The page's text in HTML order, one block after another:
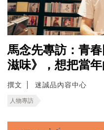
馬念先專訪：青
滋味》，想把當
撰文 迷誠品內容中心
人物專訪